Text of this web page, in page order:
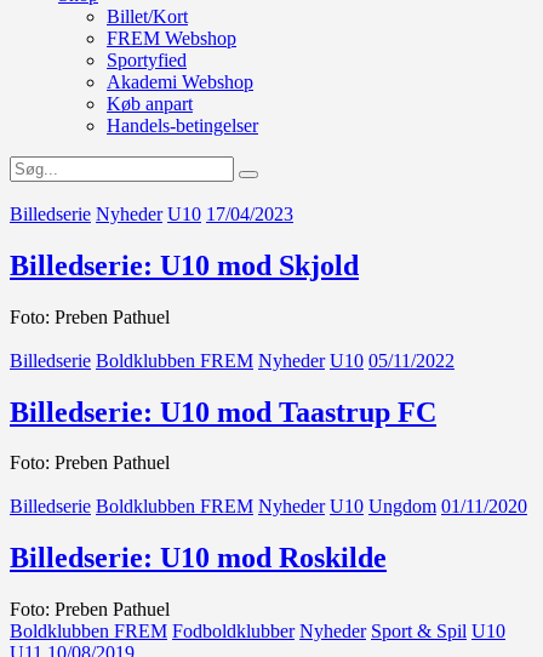
Billet/Kort
FREM Webshop
Sportyfied
Akademi Webshop
Køb anpart
Handels-betingelser
Billedserie Nyheder U10 17/04/2023
Billedserie: U10 mod Skjold
Foto: Preben Pathuel
Billedserie Boldklubben FREM Nyheder U10 05/11/2022
Billedserie: U10 mod Taastrup FC
Foto: Preben Pathuel
Billedserie Boldklubben FREM Nyheder U10 Ungdom 01/11/2020
Billedserie: U10 mod Roskilde
Foto: Preben Pathuel
Boldklubben FREM Fodboldklubber Nyheder Sport & Spil U10